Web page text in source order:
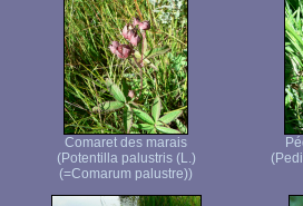
Comaret des marais
(Potentilla palustris (L.)
(=Comarum palustre))